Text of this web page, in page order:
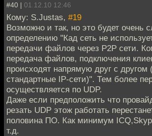
#40 | 01.12.10 12:46
Кому: S.Justas, #19
Возможно и так, но это будет очень
определению "Кад сеть не
передачи файлов через Р2Р сети.
передача файлов, подключения
происходят напрямую друг с другом
стандартные IP-сети)". Тем более
осуществляется по UDP.
Даже если предположить что
резать UDP этож работать
половина ПО. Как минимум
т.д.